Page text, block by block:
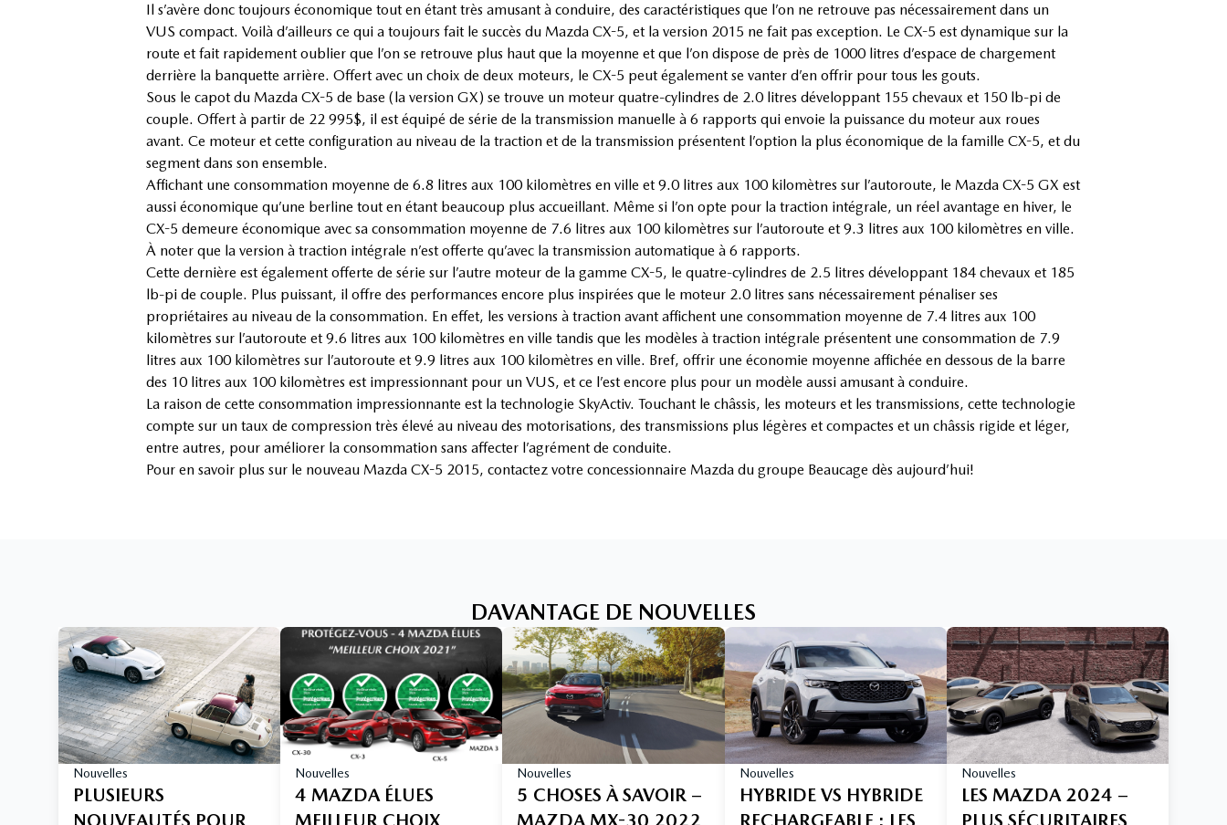
Il s’avère donc toujours économique tout en étant très amusant à conduire, des caractéristiques que l’on ne retrouve pas nécessairement dans un
VUS compact. Voilà d’ailleurs ce qui a toujours fait le succès du Mazda CX-5, et la version 2015 ne fait pas exception. Le CX-5 est dynamique sur la
route et fait rapidement oublier que l’on se retrouve plus haut que la moyenne et que l’on dispose de près de 1000 litres d’espace de chargement
derrière la banquette arrière. Offert avec un choix de deux moteurs, le CX-5 peut également se vanter d’en offrir pour tous les gouts.
Sous le capot du Mazda CX-5 de base (la version GX) se trouve un moteur quatre-cylindres de 2.0 litres développant 155 chevaux et 150 lb-pi de
couple. Offert à partir de 22 995$, il est équipé de série de la transmission manuelle à 6 rapports qui envoie la puissance du moteur aux roues
avant. Ce moteur et cette configuration au niveau de la traction et de la transmission présentent l’option la plus économique de la famille CX-5, et du
segment dans son ensemble.
Affichant une consommation moyenne de 6.8 litres aux 100 kilomètres en ville et 9.0 litres aux 100 kilomètres sur l’autoroute, le Mazda CX-5 GX est
aussi économique qu’une berline tout en étant beaucoup plus accueillant. Même si l’on opte pour la traction intégrale, un réel avantage en hiver, le
CX-5 demeure économique avec sa consommation moyenne de 7.6 litres aux 100 kilomètres sur l’autoroute et 9.3 litres aux 100 kilomètres en ville.
À noter que la version à traction intégrale n’est offerte qu’avec la transmission automatique à 6 rapports.
Cette dernière est également offerte de série sur l’autre moteur de la gamme CX-5, le quatre-cylindres de 2.5 litres développant 184 chevaux et 185
lb-pi de couple. Plus puissant, il offre des performances encore plus inspirées que le moteur 2.0 litres sans nécessairement pénaliser ses
propriétaires au niveau de la consommation. En effet, les versions à traction avant affichent une consommation moyenne de 7.4 litres aux 100
kilomètres sur l’autoroute et 9.6 litres aux 100 kilomètres en ville tandis que les modèles à traction intégrale présentent une consommation de 7.9
litres aux 100 kilomètres sur l’autoroute et 9.9 litres aux 100 kilomètres en ville. Bref, offrir une économie moyenne affichée en dessous de la barre
des 10 litres aux 100 kilomètres est impressionnant pour un VUS, et ce l’est encore plus pour un modèle aussi amusant à conduire.
La raison de cette consommation impressionnante est la technologie SkyActiv. Touchant le châssis, les moteurs et les transmissions, cette technologie
compte sur un taux de compression très élevé au niveau des motorisations, des transmissions plus légères et compactes et un châssis rigide et léger,
entre autres, pour améliorer la consommation sans affecter l’agrément de conduite.
Pour en savoir plus sur le nouveau Mazda CX-5 2015, contactez votre concessionnaire Mazda du groupe Beaucage dès aujourd’hui!
DAVANTAGE DE NOUVELLES
Nouvelles
PLUSIEURS
NOUVEAUTÉS POUR
Nouvelles
4 MAZDA ÉLUES
MEILLEUR CHOIX
Nouvelles
5 CHOSES À SAVOIR –
MAZDA MX-30 2022
Nouvelles
HYBRIDE VS HYBRIDE
RECHARGEABLE : LES
Nouvelles
LES MAZDA 2024 –
PLUS SÉCURITAIRES